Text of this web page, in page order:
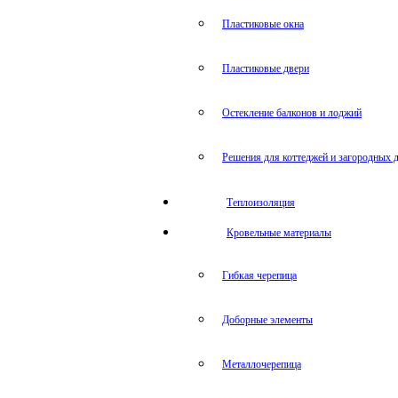
Пластиковые окна
Пластиковые двери
Остекление балконов и лоджий
Решения для коттеджей и загородных
Теплоизоляция
Кровельные материалы
Гибкая черепица
Доборные элементы
Металлочерепица